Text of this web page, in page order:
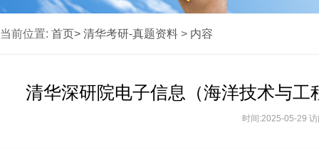
当前位置: 首页> 清华考研-真题资料 > 内容
清华深研院电子信息（海洋技术与
时间:2025-05-29